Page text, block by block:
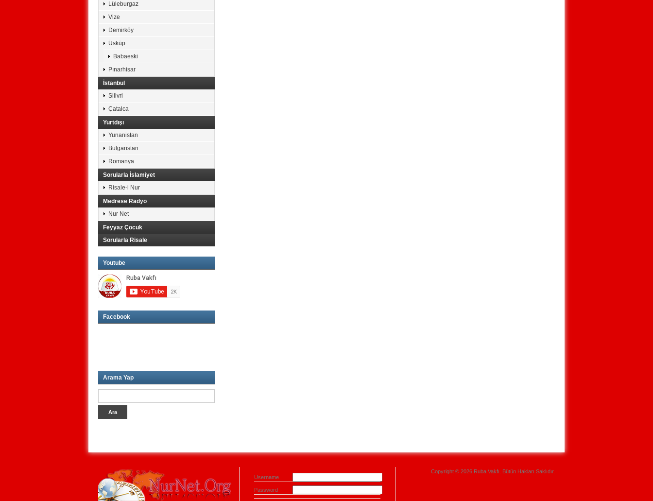
Lüleburgaz
Vize
Demirköy
Üsküp
Babaeski
Pınarhisar
İstanbul
Silivri
Çatalca
Yurtdışı
Yunanistan
Bulgaristan
Romanya
Sorularla İslamiyet
Risale-i Nur
Medrese Radyo
Nur Net
Feyyaz Çocuk
Sorularla Risale
Youtube
Facebook
Arama Yap
Username
Password
Copyright © 2026 Ruba Vakfı. Bütün Hakları Saklıdır.